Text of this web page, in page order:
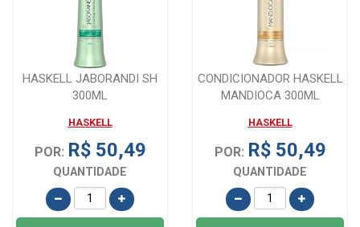
HASKELL JABORANDI SH
300ML
HASKELL
POR: R$ 50,49
QUANTIDADE
CONDICIONADOR HASKELL
MANDIOCA 300ML
HASKELL
POR: R$ 50,49
QUANTIDADE